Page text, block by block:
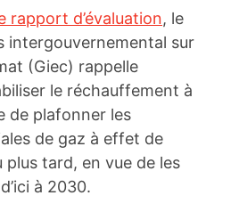
rapport d’évaluation, le
intergouvernemental sur
(Giec) rappelle
le réchauffement à
de plafonner les
de gaz à effet de
plus tard, en vue de les
à 2030.